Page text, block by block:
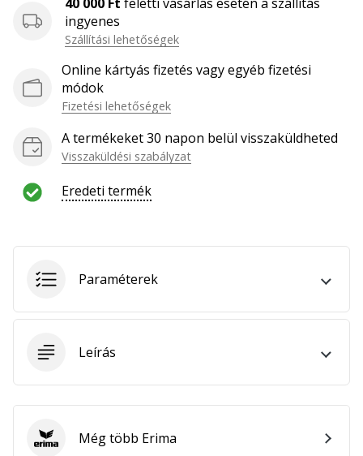
kézilabda-
őrült
mi?
Csatlakozz
márkanagykövetként.
Minden cikk
ingyenes
Szállítási lehetőségek
Online kártyás fizetés vagy egyéb fizetési
módok
Fizetési lehetőségek
A termékeket 30 napon belül visszaküldheted
Visszaküldési szabályzat
Eredeti termék
Paraméterek
Leírás
ErimaMég több Erima